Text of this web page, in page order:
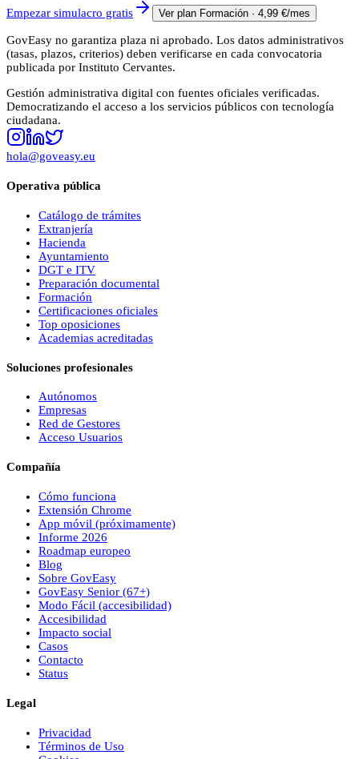
Empezar simulacro gratis Ver plan Formación · 4,99 €/mes
GovEasy no garantiza plaza ni aprobado. Los datos administrativos
(tasas, plazos, criterios) deben verificarse en cada convocatoria
publicada por Instituto Cervantes.
Gestión administrativa digital con fuentes oficiales verificadas.
Democratizando el acceso a los servicios públicos con tecnología
ciudadana.
hola@goveasy.eu
Operativa pública
Catálogo de trámites
Extranjería
Hacienda
Ayuntamiento
DGT e ITV
Preparación documental
Formación
Certificaciones oficiales
Top oposiciones
Academias acreditadas
Soluciones profesionales
Autónomos
Empresas
Red de Gestores
Acceso Usuarios
Compañía
Cómo funciona
Extensión Chrome
App móvil (próximamente)
Informe 2026
Roadmap europeo
Blog
Sobre GovEasy
GovEasy Senior (67+)
Modo Fácil (accesibilidad)
Accesibilidad
Impacto social
Casos
Contacto
Status
Legal
Privacidad
Términos de Uso